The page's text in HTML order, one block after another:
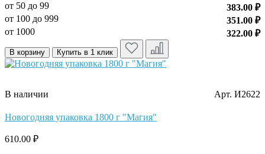
от 50 до 99
383.00 ₽
от 100 до 999
351.00 ₽
от 1000
322.00 ₽
В корзину Купить в 1 клик
В наличии Арт. И2622
Новогодняя упаковка 1800 г "Магия"
610.00 ₽